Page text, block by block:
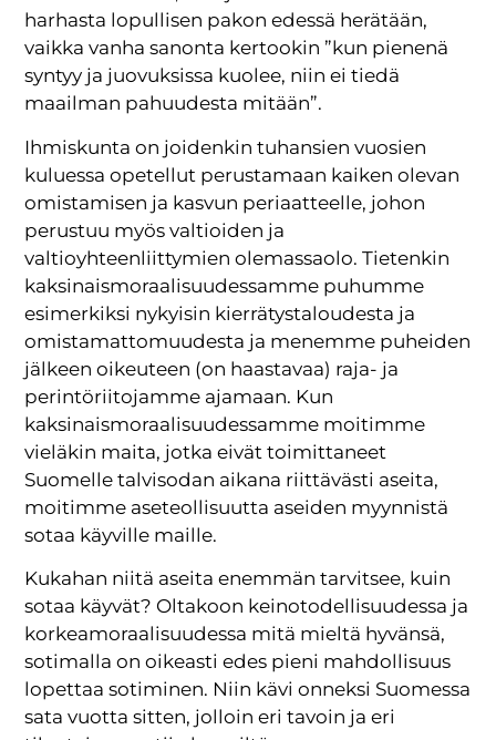
harhasta lopullisen pakon edessä herätään,
vaikka vanha sanonta kertookin ”kun pienenä
syntyy ja juovuksissa kuolee, niin ei tiedä
maailman pahuudesta mitään”.
Ihmiskunta on joidenkin tuhansien vuosien
kuluessa opetellut perustamaan kaiken olevan
omistamisen ja kasvun periaatteelle, johon
perustuu myös valtioiden ja
valtioyhteenliittymien olemassaolo. Tietenkin
kaksinaismoraalisuudessamme puhumme
esimerkiksi nykyisin kierrätystaloudesta ja
omistamattomuudesta ja menemme puheiden
jälkeen oikeuteen (on haastavaa) raja- ja
perintöriitojamme ajamaan. Kun
kaksinaismoraalisuudessamme moitimme
vieläkin maita, jotka eivät toimittaneet
Suomelle talvisodan aikana riittävästi aseita,
moitimme aseteollisuutta aseiden myynnistä
sotaa käyville maille.
Kukahan niitä aseita enemmän tarvitsee, kuin
sotaa käyvät? Oltakoon keinotodellisuudessa ja
korkeamoraalisuudessa mitä mieltä hyvänsä,
sotimalla on oikeasti edes pieni mahdollisuus
lopettaa sotiminen. Niin kävi onneksi Suomessa
sata vuotta sitten, jolloin eri tavoin ja eri